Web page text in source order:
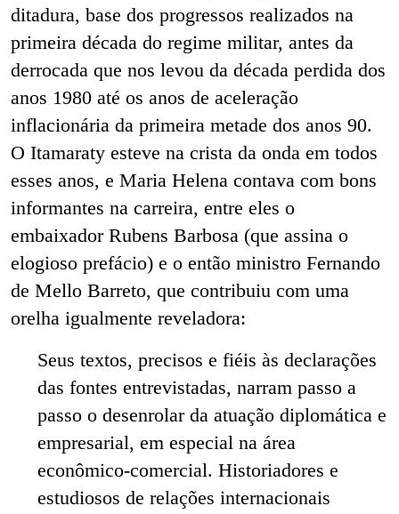
ditadura, base dos progressos realizados na
primeira década do regime militar, antes da
derrocada que nos levou da década perdida dos
anos 1980 até os anos de aceleração
inflacionária da primeira metade dos anos 90.
O Itamaraty esteve na crista da onda em todos
esses anos, e Maria Helena contava com bons
informantes na carreira, entre eles o
embaixador Rubens Barbosa (que assina o
elogioso prefácio) e o então ministro Fernando
de Mello Barreto, que contribuiu com uma
orelha igualmente reveladora:
Seus textos, precisos e fiéis às declarações
das fontes entrevistadas, narram passo a
passo o desenrolar da atuação diplomática e
empresarial, em especial na área
econômico-comercial. Historiadores e
estudiosos de relações internacionais